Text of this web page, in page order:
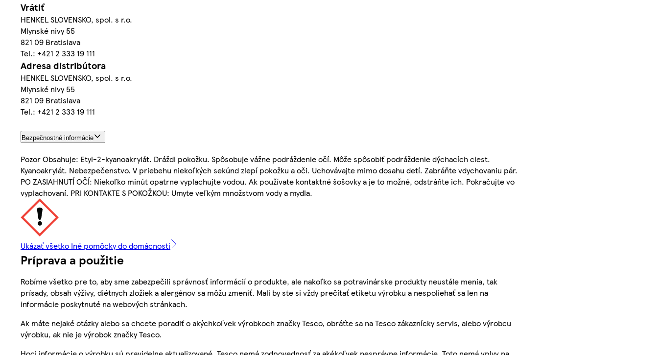
Vrátiť
HENKEL SLOVENSKO, spol. s r.o.
Mlynské nivy 55
821 09 Bratislava
Tel.: +421 2 333 19 111
Adresa distribútora
HENKEL SLOVENSKO, spol. s r.o.
Mlynské nivy 55
821 09 Bratislava
Tel.: +421 2 333 19 111
Bezpečnostné informácie
Pozor Obsahuje: Etyl-2-kyanoakrylát. Dráždi pokožku. Spôsobuje vážne podráždenie očí. Môže spôsobiť podráždenie dýchacích ciest.
Kyanoakrylát. Nebezpečenstvo. V priebehu niekoľkých sekúnd zlepí pokožku a oči. Uchovávajte mimo dosahu detí. Zabráňte vdychovaniu pár.
PO ZASIAHNUTÍ OČÍ: Niekoľko minút opatrne vyplachujte vodou. Ak používate kontaktné šošovky a je to možné, odstráňte ich. Pokračujte vo
vyplachovaní. PRI KONTAKTE S POKOŽKOU: Umyte veľkým množstvom vody a mydla.
Ukázať všetko Iné pomôcky do domácnosti
Príprava a použitie
Robíme všetko pre to, aby sme zabezpečili správnosť informácií o produkte, ale nakoľko sa potravinárske produkty neustále menia, tak
prísady, obsah výživy, diétnych zložiek a alergénov sa môžu zmeniť. Mali by ste si vždy prečítať etiketu výrobku a nespoliehať sa len na
informácie poskytnuté na webových stránkach.
Ak máte nejaké otázky alebo sa chcete poradiť o akýchkoľvek výrobkoch značky Tesco, obráťte sa na Tesco zákaznícky servis, alebo výrobcu
výrobku, ak nie je výrobok značky Tesco.